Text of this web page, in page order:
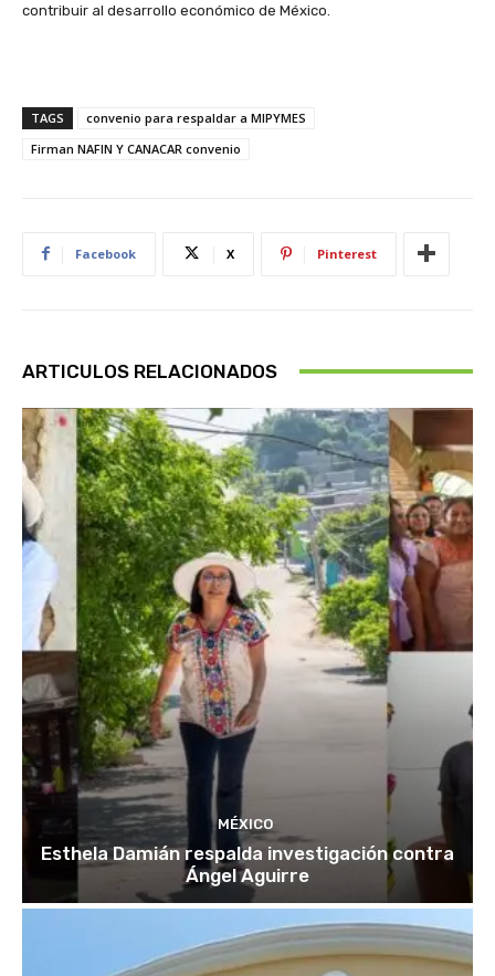
contribuir al desarrollo económico de México.
TAGS
convenio para respaldar a MIPYMES
Firman NAFIN Y CANACAR convenio
Facebook X Pinterest
ARTICULOS RELACIONADOS
MÉXICO
Esthela Damián respalda investigación contra
Ángel Aguirre